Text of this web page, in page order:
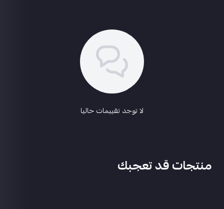
لا توجد تقييمات حاليا
منتجات قد تعجبك